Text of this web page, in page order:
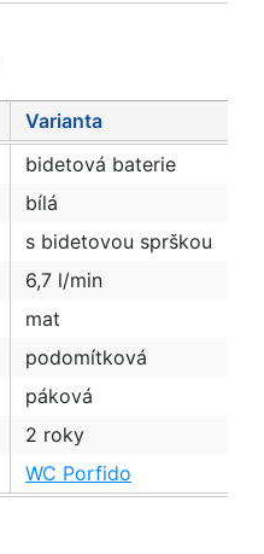
Varianta
bidetová baterie
bílá
s bidetovou sprškou
6,7 l/min
mat
podomítková
páková
2 roky
WC Porfido